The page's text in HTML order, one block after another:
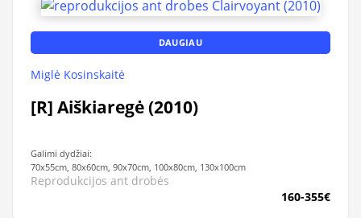
DAUGIAU
Miglė Kosinskaitė
[R] Aiškiaregė (2010)
Galimi dydžiai:
70x55cm, 80x60cm, 90x70cm, 100x80cm, 130x100cm
Reprodukcijos ant drobės
160-355€